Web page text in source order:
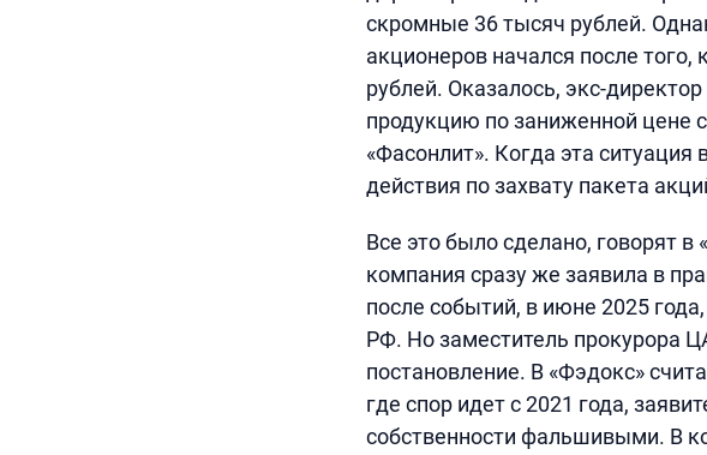
скромные 36 тысяч рублей.
акционеров начался после
рублей. Оказалось, экс-
продукцию по заниженной цене
«Фасонлит». Когда эта
действия по захвату пакета
Все это было сделано, говорят
компания сразу же заявила в
после событий, в июне 2025
РФ. Но заместитель прокурора
постановление. В «Фэдокс»
где спор идет с 2021 года,
собственности фальшивыми. В